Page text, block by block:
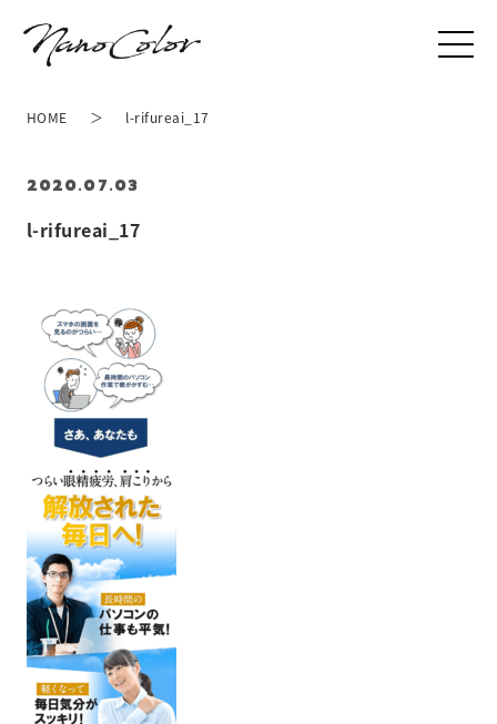
l-rifureai_17
2020.07.03
HOME l-rifureai_17